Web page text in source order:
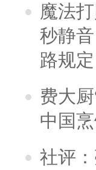
魔法
秒静
路规定
费大
中国
社评